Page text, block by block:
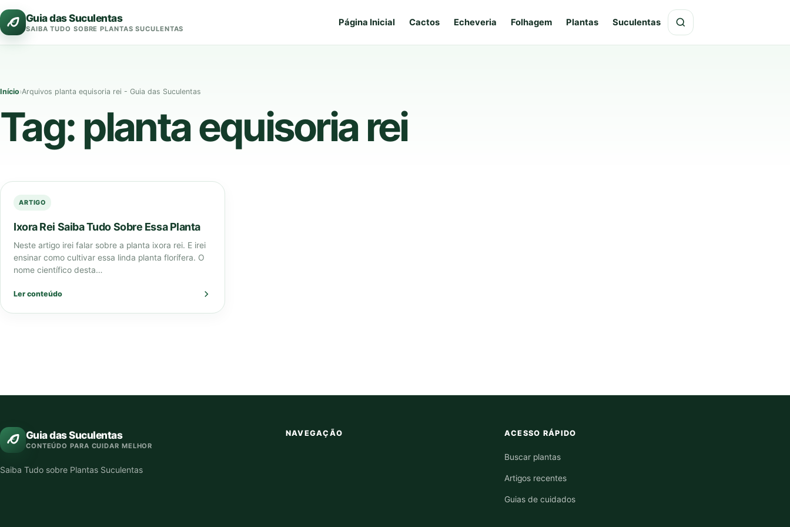
Pular
para
Guia das Suculentas
SAIBA TUDO SOBRE PLANTAS SUCULENTAS
Página Inicial Cactos Echeveria Folhagem Plantas Suculentas
Início›Arquivos planta equisoria rei - Guia das Suculentas
Tag: planta equisoria rei
ARTIGO
Ixora Rei Saiba Tudo Sobre Essa Planta
Neste artigo irei falar sobre a planta ixora rei. E irei
ensinar como cultivar essa linda planta florífera. O
nome científico desta…
Ler conteúdo
Guia das Suculentas
CONTEÚDO PARA CUIDAR MELHOR
Saiba Tudo sobre Plantas Suculentas
NAVEGAÇÃO ACESSO RÁPIDO
Buscar plantas
Artigos recentes
Guias de cuidados